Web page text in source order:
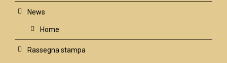
News
Home
Rassegna stampa